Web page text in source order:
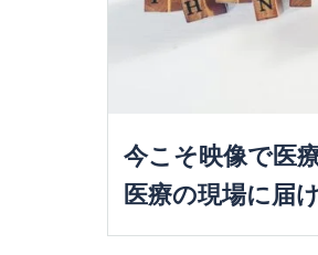
今こそ映像で医
医療の現場に届